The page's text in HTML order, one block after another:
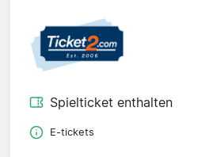
Spielticket enthalten
E-tickets